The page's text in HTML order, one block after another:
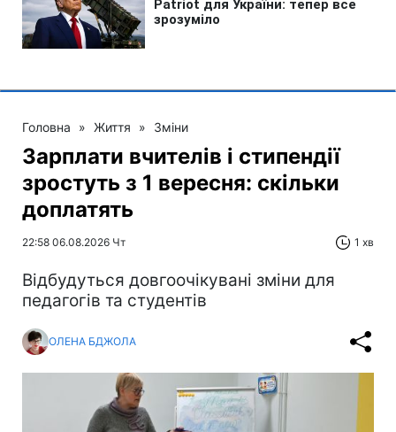
Головна » Життя » Зміни
Зарплати вчителів і стипендії
зростуть з 1 вересня: скільки
доплатять
22:58 06.08.2026 Чт 1 хв
Відбудуться довгоочікувані зміни для
педагогів та студентів
ОЛЕНА БДЖОЛА